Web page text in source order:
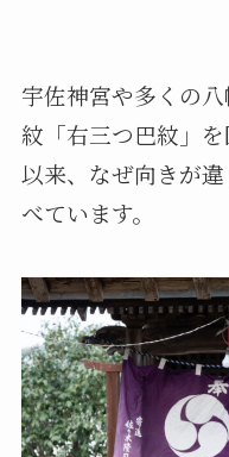
宇佐神宮や多くの
紋「右三つ巴紋」
以来、なぜ向きが
べています。